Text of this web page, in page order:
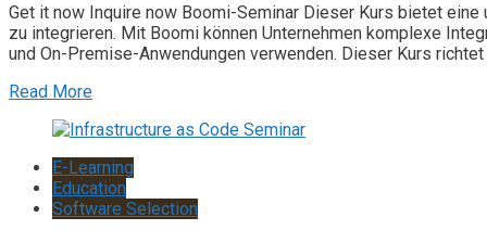
Get it now Inquire now Boomi-Seminar Dieser Kurs bietet
zu integrieren. Mit Boomi können Unternehmen komplexe
und On-Premise-Anwendungen verwenden. Dieser Kurs
Read More
E-Learning
Education
Software Selection